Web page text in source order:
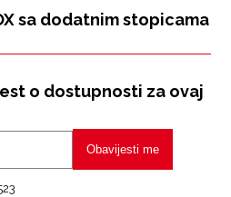
sa dodatnim stopicama
o dostupnosti za ovaj
Obavijesti me